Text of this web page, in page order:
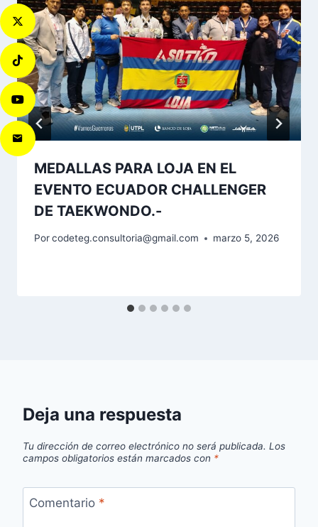
MEDALLAS PARA LOJA EN EL
EVENTO ECUADOR CHALLENGER
DE TAEKWONDO.-
Porcodeteg.consultoria@gmail.com marzo 5, 2026
Deja una respuesta
Tu dirección de correo electrónico no será publicada. Los
campos obligatorios están marcados con *
Comentario *